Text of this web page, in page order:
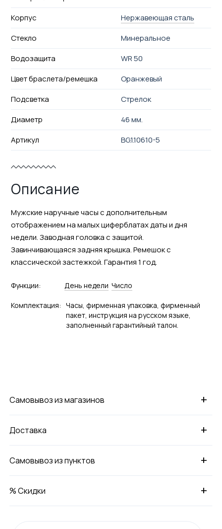
Корпус
Нержавеющая сталь
Стекло
Минеральное
Водозащита
WR 50
Цвет браслета/ремешка
Оранжевый
Подсветка
Стрелок
Диаметр
46 мм.
Артикул
BG.1.10610-5
Описание
Мужские наручные часы с дополнительным
отображением на малых циферблатах даты и дня
недели. Заводная головка с защитой.
Завинчивающаяся задняя крышка. Ремешок с
классической застежкой. Гарантия 1 год.
Функции: День недели Число
Комплектация: Часы, фирменная упаковка, фирменный
пакет, инструкция на русском языке,
заполненный гарантийный талон.
+
Самовывоз из магазинов
+
Доставка
+
Самовывоз из пунктов
+
% Скидки